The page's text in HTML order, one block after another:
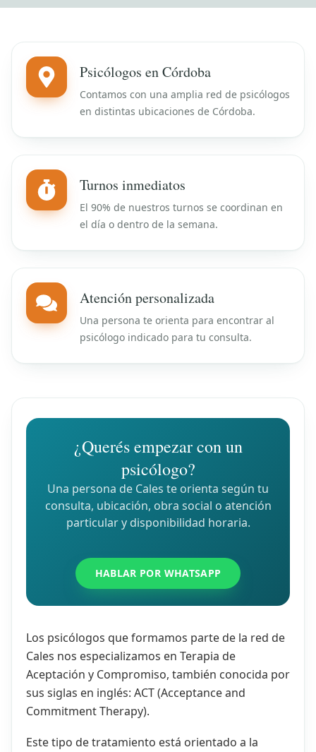
Psicólogos en Córdoba
Contamos con una amplia red de psicólogos
en distintas ubicaciones de Córdoba.
Turnos inmediatos
El 90% de nuestros turnos se coordinan en
el día o dentro de la semana.
Atención personalizada
Una persona te orienta para encontrar al
psicólogo indicado para tu consulta.
¿Querés empezar con un
psicólogo?
Una persona de Cales te orienta según tu
consulta, ubicación, obra social o atención
particular y disponibilidad horaria.
HABLAR POR WHATSAPP
Los psicólogos que formamos parte de la red de
Cales nos especializamos en Terapia de
Aceptación y Compromiso, también conocida por
sus siglas en inglés: ACT (Acceptance and
Commitment Therapy).
Este tipo de tratamiento está orientado a la